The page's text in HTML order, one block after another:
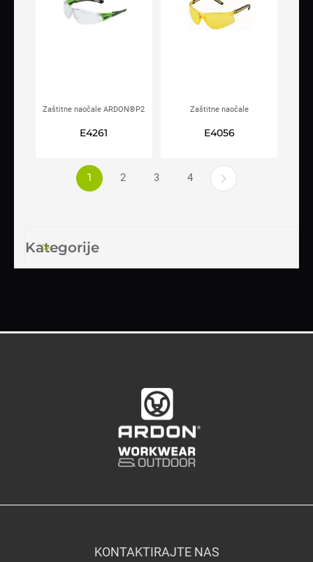
Zaštitne naočale ARDON®P2
E4261
Zaštitne naočale
E4056
1 2 3 4
Kategorije
KONTAKTIRAJTE NAS